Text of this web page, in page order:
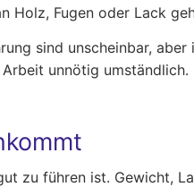
Holz, Fugen oder Lack
sind unscheinbar,
unnötig
zu führen ist. Gewicht,